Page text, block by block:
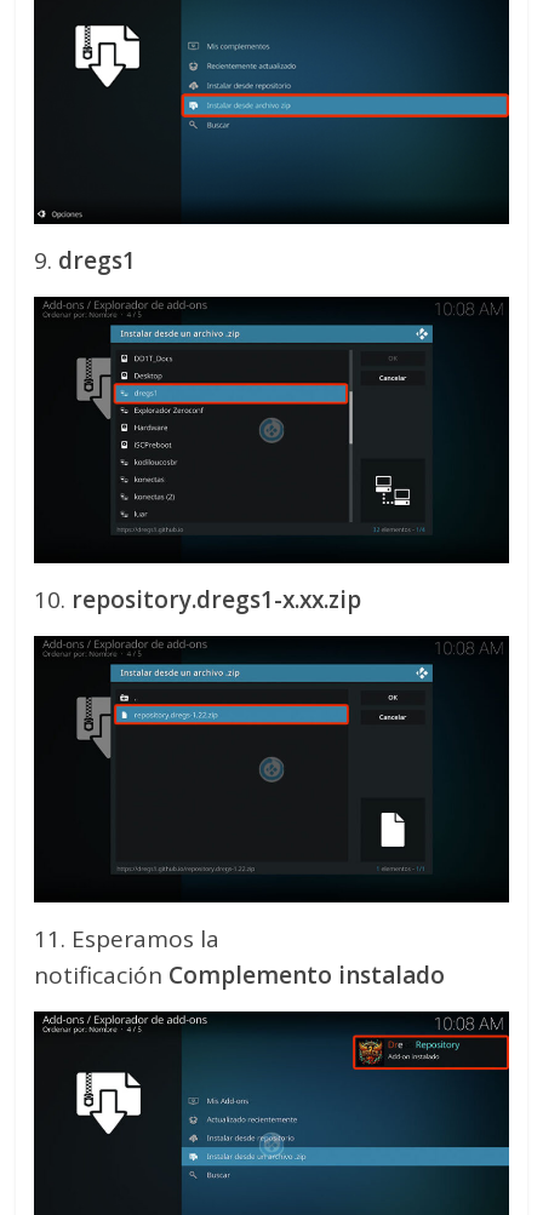
9. dregs1
10. repository.dregs1-x.xx.zip
11. Esperamos la
notificación Complemento instalado